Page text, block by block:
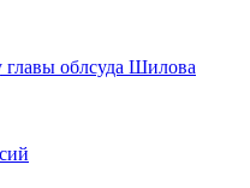
облсуда Шилова